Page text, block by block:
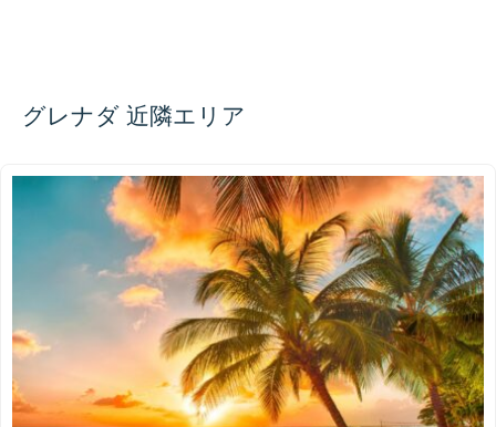
グレナダ 近隣エリア